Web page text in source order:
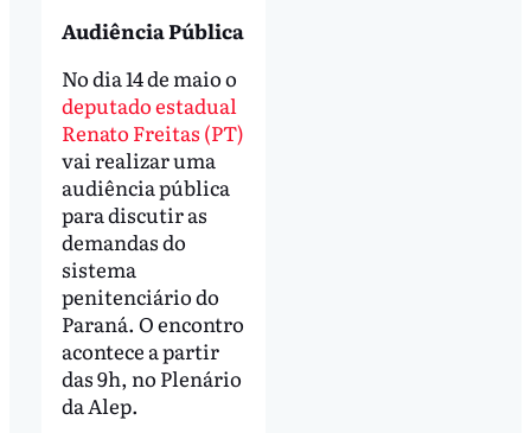
Audiência Pública
No dia 14 de maio o
deputado estadual
Renato Freitas (PT)
vai realizar uma
audiência pública
para discutir as
demandas do
sistema
penitenciário do
Paraná. O encontro
acontece a partir
das 9h, no Plenário
da Alep.